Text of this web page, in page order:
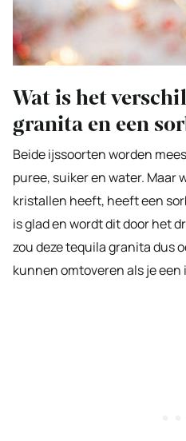
Wat is het
granita en een
Beide ijssoorten worden
puree, suiker en water. Maar
kristallen heeft, heeft een
is glad en wordt dit door het
zou deze tequila granita dus
kunnen omtoveren als je